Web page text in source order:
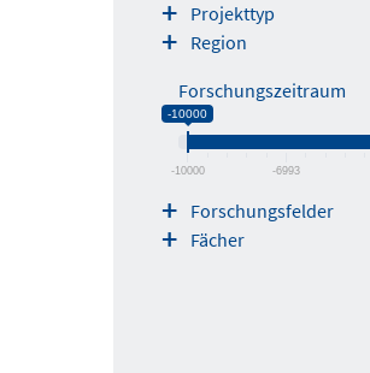
r
c
Projekttyp
Region
Forschungszeitraum
-10000
-10000 -6993
Forschungsfelder
Fächer